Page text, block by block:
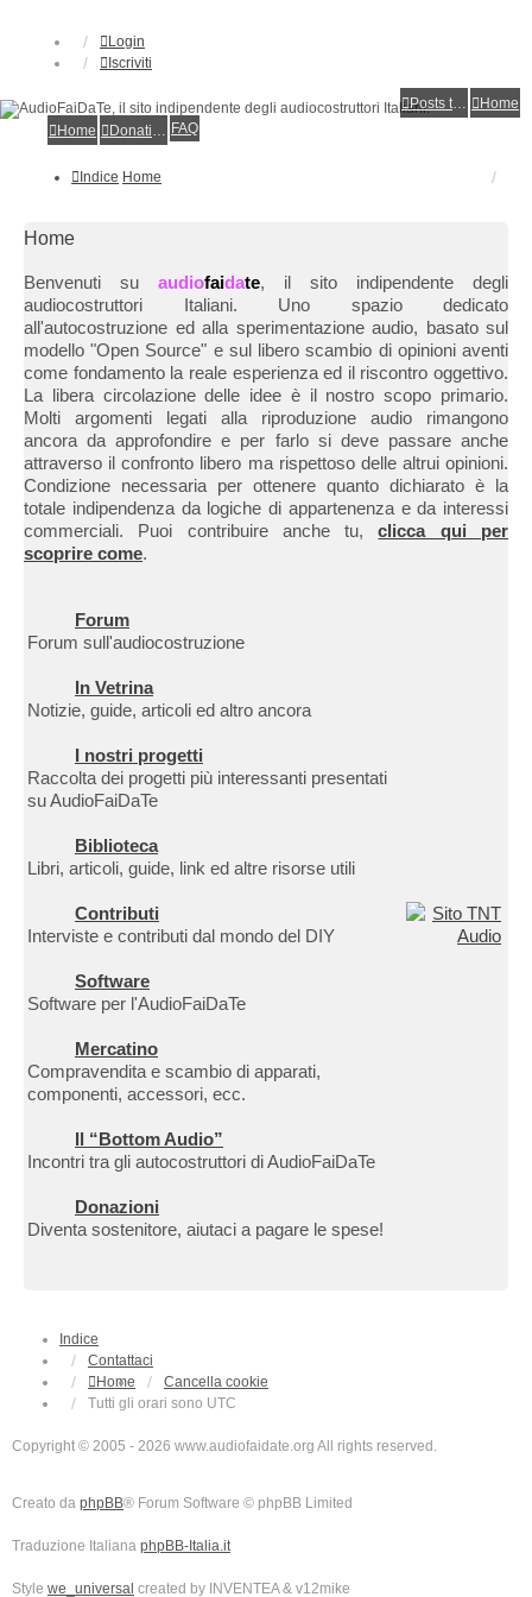
Login
Iscriviti
Posts toplist
Home
Home
Donations FAQ
Indice Home
Home
Benvenuti su audiofaidate, il sito indipendente degli
audiocostruttori Italiani. Uno spazio dedicato
all'autocostruzione ed alla sperimentazione audio, basato sul
modello "Open Source" e sul libero scambio di opinioni aventi
come fondamento la reale esperienza ed il riscontro oggettivo.
La libera circolazione delle idee è il nostro scopo primario.
Molti argomenti legati alla riproduzione audio rimangono
ancora da approfondire e per farlo si deve passare anche
attraverso il confronto libero ma rispettoso delle altrui opinioni.
Condizione necessaria per ottenere quanto dichiarato è la
totale indipendenza da logiche di appartenenza e da interessi
commerciali. Puoi contribuire anche tu,clicca qui per
scoprire come.
Forum
Forum sull'audiocostruzione
In Vetrina
Notizie, guide, articoli ed altro ancora
I nostri progetti
Raccolta dei progetti più interessanti presentati
su AudioFaiDaTe
Biblioteca
Libri, articoli, guide, link ed altre risorse utili
Contributi
Interviste e contributi dal mondo del DIY
Software
Software per l'AudioFaiDaTe
Mercatino
Compravendita e scambio di apparati,
componenti, accessori, ecc.
Il “Bottom Audio”
Incontri tra gli autocostruttori di AudioFaiDaTe
Donazioni
Diventa sostenitore, aiutaci a pagare le spese!
Indice
Contattaci
Home
Cancella cookie
Tutti gli orari sono UTC
Copyright © 2005 - 2026 www.audiofaidate.org All rights reserved.
Creato da phpBB® Forum Software © phpBB Limited
Traduzione Italiana phpBB-Italia.it
Style we_universal created by INVENTEA & v12mike